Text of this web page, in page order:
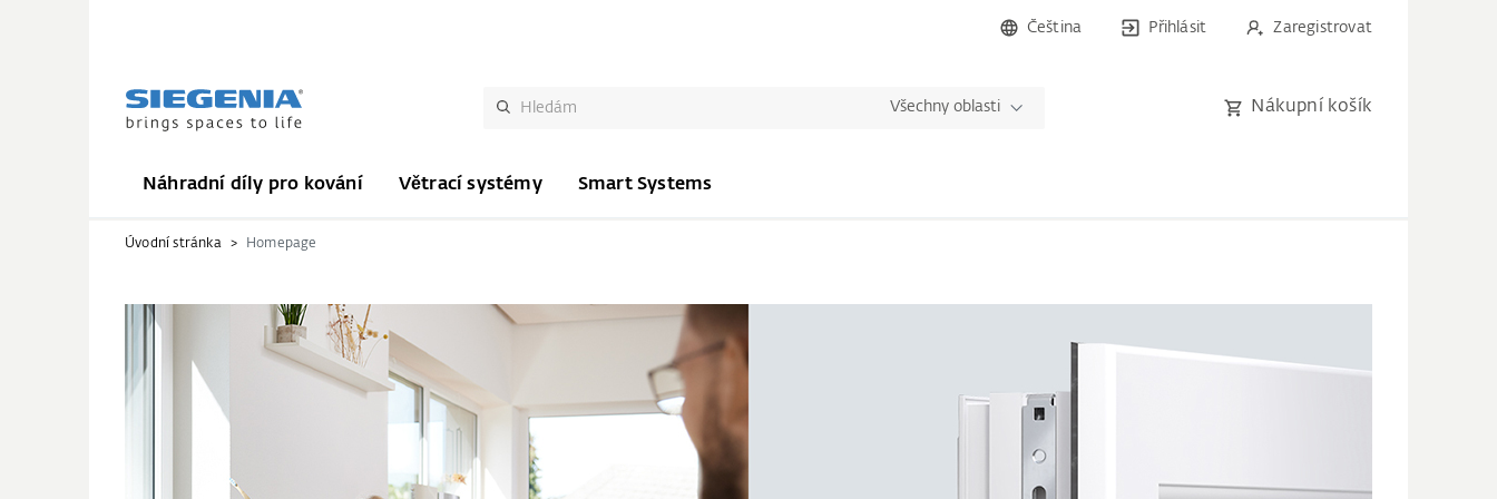
Čeština Přihlásit Zaregistrovat
Všechny oblasti Nákupní košík
Náhradní díly pro kování Větrací systémy Smart Systems
Úvodní stránka Homepage